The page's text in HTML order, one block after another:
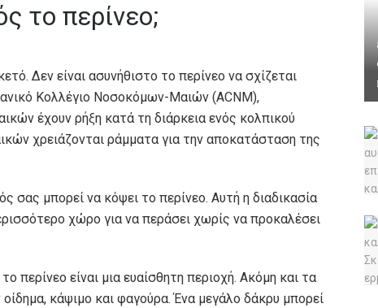
το περίνεο;
Δεν είναι ασυνήθιστο το περίνεο να σχίζεται
Κολλέγιο Νοσοκόμων-Μαιών (ACNM),
έχουν ρήξη κατά τη διάρκεια ενός κολπικού
χρειάζονται ράμματα για την αποκατάσταση της
σας μπορεί να κόψει το περίνεο. Αυτή η διαδικασία
χώρο για να περάσει χωρίς να προκαλέσει
περίνεο είναι μια ευαίσθητη περιοχή. Ακόμη και τα
κάψιμο και φαγούρα. Ένα μεγάλο δάκρυ μπορεί